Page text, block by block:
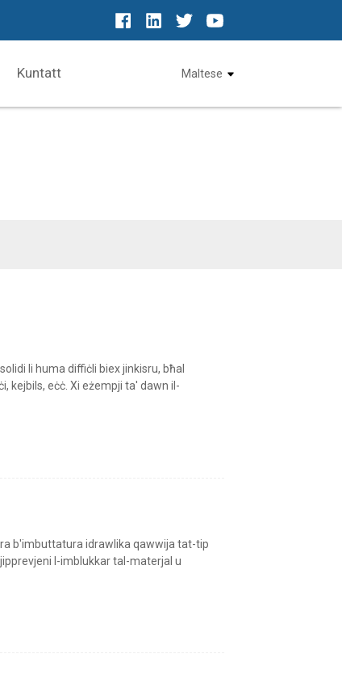
Kuntatt Maltese
li huma diffiċli biex jinkisru, bħal
kejbils, eċċ. Xi eżempji ta' dawn il-
b'imbuttatura idrawlika qawwija tat-tip
l-imblukkar tal-materjal u